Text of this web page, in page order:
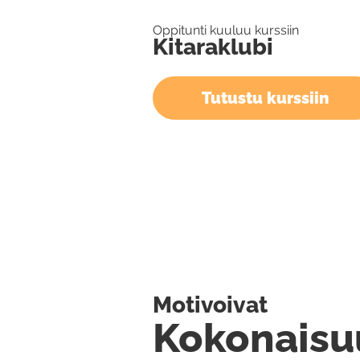
Oppitunti kuuluu kurssiin
Kitaraklubi
Tutustu kurssiin
Motivoivat